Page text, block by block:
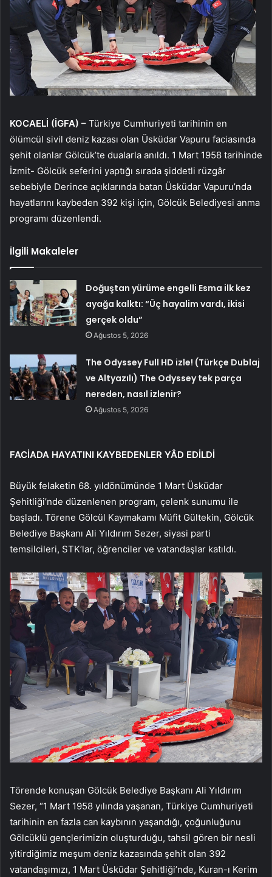
KOCAELİ (İGFA) – Türkiye Cumhuriyeti tarihinin en
ölümcül sivil deniz kazası olan Üsküdar Vapuru faciasında
şehit olanlar Gölcük’te dualarla anıldı. 1 Mart 1958 tarihinde
İzmit- Gölcük seferini yaptığı sırada şiddetli rüzgâr
sebebiyle Derince açıklarında batan Üsküdar Vapuru’nda
hayatlarını kaybeden 392 kişi için, Gölcük Belediyesi anma
programı düzenlendi.
İlgili Makaleler
Doğuştan yürüme engelli Esma ilk kez
ayağa kalktı: “Üç hayalim vardı, ikisi
gerçek oldu”
Ağustos 5, 2026
The Odyssey Full HD izle! (Türkçe Dublaj
ve Altyazılı) The Odyssey tek parça
nereden, nasıl izlenir?
Ağustos 5, 2026
FACİADA HAYATINI KAYBEDENLER YÂD EDİLDİ
Büyük felaketin 68. yıldönümünde 1 Mart Üsküdar
Şehitliği’nde düzenlenen program, çelenk sunumu ile
başladı. Törene Gölcül Kaymakamı Müfit Gültekin, Gölcük
Belediye Başkanı Ali Yıldırım Sezer, siyasi parti
temsilcileri, STK’lar, öğrenciler ve vatandaşlar katıldı.
Törende konuşan Gölcük Belediye Başkanı Ali Yıldırım
Sezer, “1 Mart 1958 yılında yaşanan, Türkiye Cumhuriyeti
tarihinin en fazla can kaybının yaşandığı, çoğunluğunu
Gölcüklü gençlerimizin oluşturduğu, tahsil gören bir nesli
yitirdiğimiz meşum deniz kazasında şehit olan 392
vatandaşımızı, 1 Mart Üsküdar Şehitliği’nde, Kuran-ı Kerim